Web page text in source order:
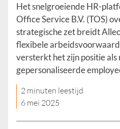
Het snelgroeiende HR-
Office Service B.V. (TOS)
strategische zet breidt
flexibele
versterkt het zijn positie
gepersonaliseerde
2 minuten leestijd
6 mei 2025